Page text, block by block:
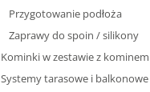
Przygotowanie podłoża
Zaprawy do spoin / silikony
Kominki w zestawie z kominem
Systemy tarasowe i balkonowe